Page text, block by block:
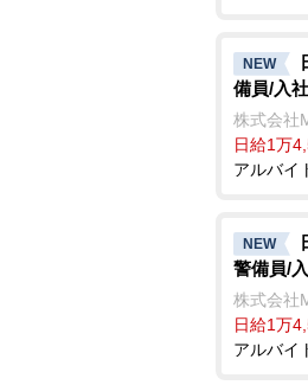
NEW
備員/入
株式会社
日給1万
アルバイ
NEW
警備員/
株式会社
日給1万
アルバイ